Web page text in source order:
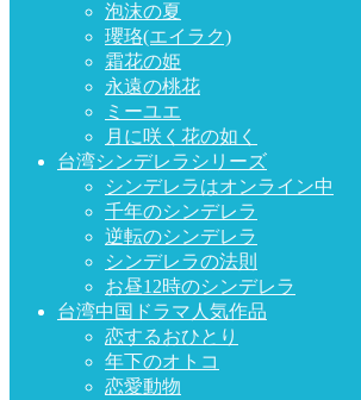
泡沫の夏
瓔珞(エイラク)
霜花の姫
永遠の桃花
ミーユエ
月に咲く花の如く
台湾シンデレラシリーズ
シンデレラはオンライン中
千年のシンデレラ
逆転のシンデレラ
シンデレラの法則
お昼12時のシンデレラ
台湾中国ドラマ人気作品
恋するおひとり
年下のオトコ
恋愛動物